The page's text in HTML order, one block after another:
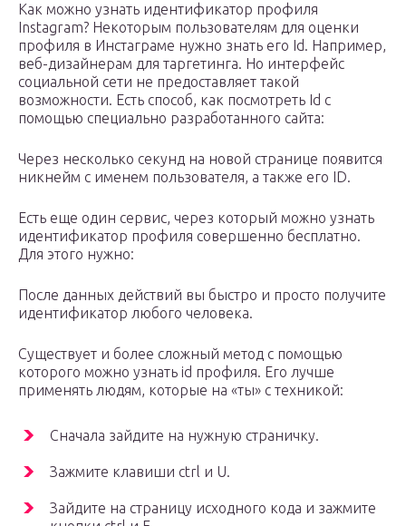
Как можно узнать идентификатор профиля
Instagram? Некоторым пользователям для оценки
профиля в Инстаграме нужно знать его Id. Например,
веб-дизайнерам для таргетинга. Но интерфейс
социальной сети не предоставляет такой
возможности. Есть способ, как посмотреть Id с
помощью специально разработанного сайта:
Через несколько секунд на новой странице появится
никнейм с именем пользователя, а также его ID.
Есть еще один сервис, через который можно узнать
идентификатор профиля совершенно бесплатно.
Для этого нужно:
После данных действий вы быстро и просто получите
идентификатор любого человека.
Существует и более сложный метод с помощью
которого можно узнать id профиля. Его лучше
применять людям, которые на «ты» с техникой:
Сначала зайдите на нужную страничку.
Зажмите клавиши ctrl и U.
Зайдите на страницу исходного кода и зажмите